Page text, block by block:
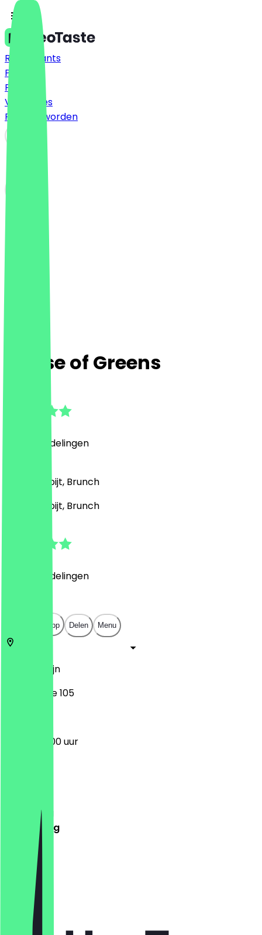
Restaurants
Prijzen
FAQ
Vacatures
Partner worden
House of Greens
Beoordelingen
Café, Ontbijt, Brunch
Café, Ontbijt, Brunch
Beoordelingen
Open in app Delen Menu
Berlijn
Kantstraße 105
09:00 - 16:00 uur
Woensdag
Donderdag
Zaterdag
Zondag
Gesloten
Gesloten